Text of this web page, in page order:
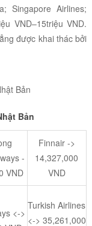
Singapore Airlines;
VND–15triệu VND.
được khai thác bởi
Bản
-
VND
Finnair ->
14,327,000
VND
<->
Turkish Airlines
<-> 35,261,000